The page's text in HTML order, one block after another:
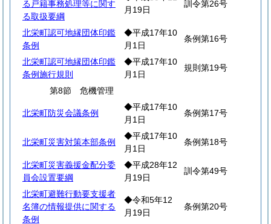
る戸籍事務処理等に関す
る取扱要綱
月19日
訓令第26号
北栄町認可地縁団体印鑑
条例
◆平成17年10
月1日
条例第16号
北栄町認可地縁団体印鑑
条例施行規則
◆平成17年10
月1日
規則第19号
第8節 危機管理
北栄町防災会議条例
◆平成17年10
月1日
条例第17号
北栄町災害対策本部条例
◆平成17年10
月1日
条例第18号
北栄町災害義援金配分委
員会設置要綱
◆平成28年12
月19日
訓令第49号
北栄町避難行動要支援者
名簿の情報提供に関する
条例
◆令和5年12
月19日
条例第20号